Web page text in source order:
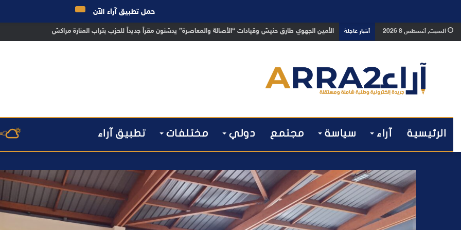
السبت, أغسطس 8 2026 أخبار عاجلة بعد تداول فيديو يوثق العملية.. أمن مراكش يطيح بقاصر مشتبه في تورطه في سرقة مسلحة..
الرئيسية آراء سياسة مجتمع دولي مختلفات تطبيق آراء
حمل تطبيق آراء الآن